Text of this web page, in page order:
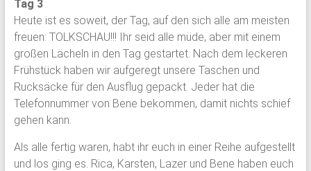
Tag 3
Heute ist es soweit, der Tag, auf den sich alle am meisten
freuen: TOLKSCHAU!!! Ihr seid alle müde, aber mit einem
großen Lächeln in den Tag gestartet. Nach dem leckeren
Frühstück haben wir aufgeregt unsere Taschen und
Rucksäcke für den Ausflug gepackt. Jeder hat die
Telefonnummer von Bene bekommen, damit nichts schief
gehen kann.
Als alle fertig waren, habt ihr euch in einer Reihe aufgestellt
und los ging es. Rica, Karsten, Lazer und Bene haben euch